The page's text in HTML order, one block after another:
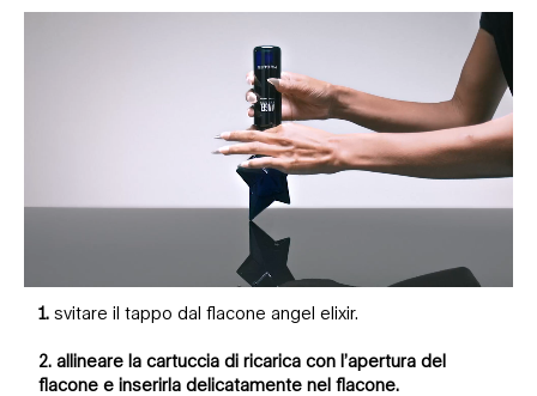
1. svitare il tappo dal flacone angel elixir.
2. allineare la cartuccia di ricarica con l’apertura del
flacone e inserirla delicatamente nel flacone.